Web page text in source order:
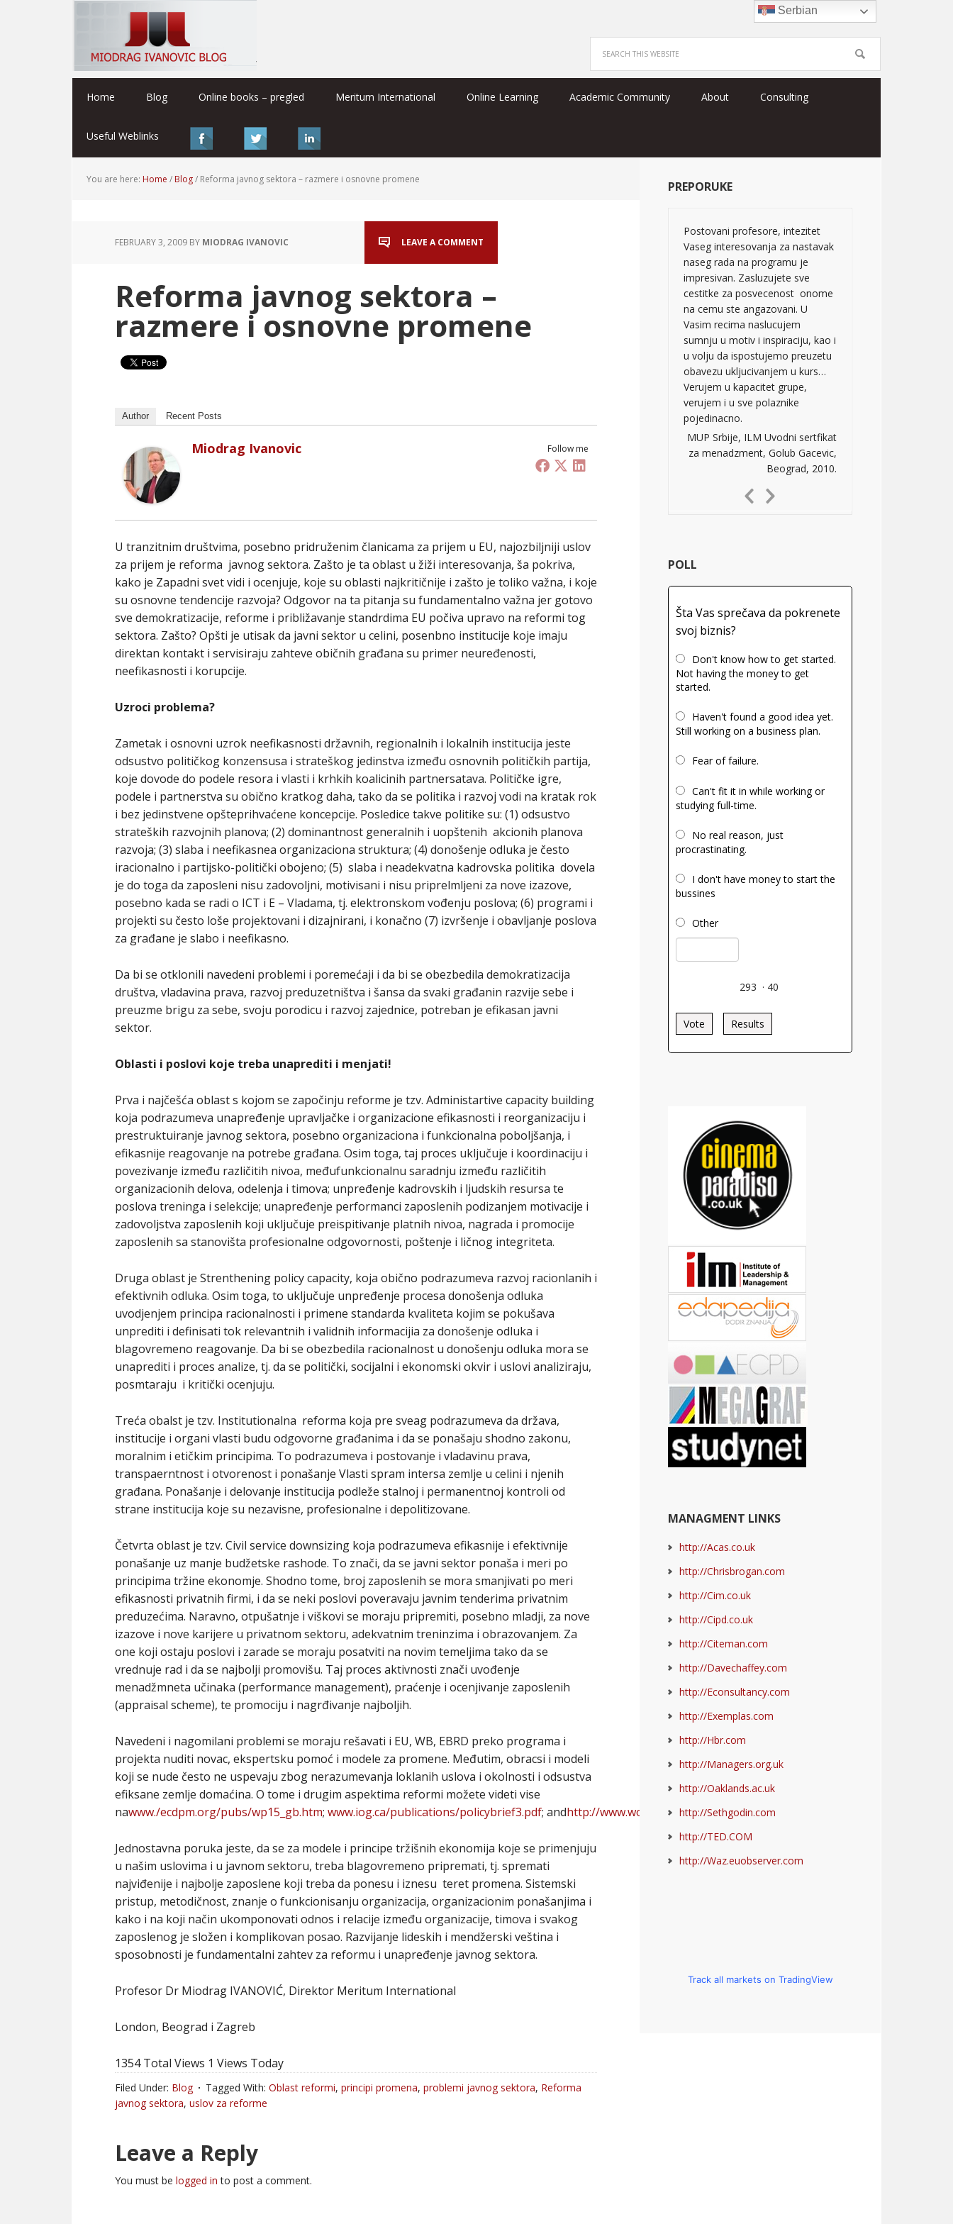
Home Blog Online books – pregled Meritum International Online Learning Academic Community About Consulting
Useful Weblinks
You are here: Home / Blog/ Reforma javnog sektora – razmere i osnovne promene
FEBRUARY 3, 2009 BY MIODRAG IVANOVIC LEAVE A COMMENT
Reforma javnog sektora –
razmere i osnovne promene
Author Recent Posts
Follow me
Miodrag Ivanovic
U tranzitnim društvima, posebno pridruženim članicama za prijem u EU, najozbiljniji uslov
za prijem je reforma javnog sektora. Zašto je ta oblast u žiži interesovanja, ša pokriva,
kako je Zapadni svet vidi i ocenjuje, koje su oblasti najkritičnije i zašto je toliko važna, i koje
su osnovne tendencije razvoja? Odgovor na ta pitanja su fundamentalno važna jer gotovo
sve demokratizacije, reforme i približavanje standrdima EU počiva upravo na reformi tog
sektora. Zašto? Opšti je utisak da javni sektor u celini, posenbno institucije koje imaju
direktan kontakt i servisiraju zahteve običnih građana su primer neuređenosti,
neefikasnosti i korupcije.
Uzroci problema?
Zametak i osnovni uzrok neefikasnosti državnih, regionalnih i lokalnih institucija jeste
odsustvo političkog konzensusa i strateškog jedinstva između osnovnih političkih partija,
koje dovode do podele resora i vlasti i krhkih koalicinih partnersatava. Političke igre,
podele i partnerstva su obično kratkog daha, tako da se politika i razvoj vodi na kratak rok
i bez jedinstvene opšteprihvaćene koncepcije. Posledice takve politike su: (1) odsustvo
strateških razvojnih planova; (2) dominantnost generalnih i uopštenih akcionih planova
razvoja; (3) slaba i neefikasnea organizaciona struktura; (4) donošenje odluka je često
iracionalno i partijsko-politički obojeno; (5) slaba i neadekvatna kadrovska politika dovela
je do toga da zaposleni nisu zadovoljni, motivisani i nisu priprelmljeni za nove izazove,
posebno kada se radi o ICT i E – Vladama, tj. elektronskom vođenju poslova; (6) programi i
projekti su često loše projektovani i dizajnirani, i konačno (7) izvršenje i obavljanje poslova
za građane je slabo i neefikasno.
Da bi se otklonili navedeni problemi i poremećaji i da bi se obezbedila demokratizacija
društva, vladavina prava, razvoj preduzetništva i šansa da svaki građanin razvije sebe i
preuzme brigu za sebe, svoju porodicu i razvoj zajednice, potreban je efikasan javni
sektor.
Oblasti i poslovi koje treba unaprediti i menjati!
Prva i najčešća oblast s kojom se započinju reforme je tzv. Administartive capacity building
koja podrazumeva unapređenje upravljačke i organizacione efikasnosti i reorganizaciju i
prestruktuiranje javnog sektora, posebno organizaciona i funkcionalna poboljšanja, i
efikasnije reagovanje na potrebe građana. Osim toga, taj proces uključuje i koordinaciju i
povezivanje između različitih nivoa, međufunkcionalnu saradnju između različitih
organizacionih delova, odelenja i timova; unpređenje kadrovskih i ljudskih resursa te
poslova treninga i selekcije; unapređenje performanci zaposlenih podizanjem motivacije i
zadovoljstva zaposlenih koji uključuje preispitivanje platnih nivoa, nagrada i promocije
zaposlenih sa stanovišta profesionalne odgovornosti, poštenje i ličnog integriteta.
Druga oblast je Strenthening policy capacity, koja obično podrazumeva razvoj racionlanih i
efektivnih odluka. Osim toga, to uključuje unpređenje procesa donošenja odluka
uvodjenjem principa racionalnosti i primene standarda kvaliteta kojim se pokušava
unprediti i definisati tok relevantnih i validnih informacijia za donošenje odluka i
blagovremeno reagovanje. Da bi se obezbedila racionalnost u donošenju odluka mora se
unaprediti i proces analize, tj. da se politički, socijalni i ekonomski okvir i uslovi analiziraju,
posmtaraju i kritički ocenjuju.
Treća obalst je tzv. Institutionalna reforma koja pre sveag podrazumeva da država,
institucije i organi vlasti budu odgovorne građanima i da se ponašaju shodno zakonu,
moralnim i etičkim principima. To podrazumeva i postovanje i vladavinu prava,
transpaerntnost i otvorenost i ponašanje Vlasti spram intersa zemlje u celini i njenih
građana. Ponašanje i delovanje institucija podleže stalnoj i permanentnoj kontroli od
strane institucija koje su nezavisne, profesionalne i depolitizovane.
Četvrta oblast je tzv. Civil service downsizing koja podrazumeva efikasnije i efektivnije
ponašanje uz manje budžetske rashode. To znači, da se javni sektor ponaša i meri po
principima tržine ekonomje. Shodno tome, broj zaposlenih se mora smanjivati po meri
efikasnosti privatnih firmi, i da se neki poslovi poveravaju javnim tenderima privatnim
preduzećima. Naravno, otpušatnje i viškovi se moraju pripremiti, posebno mladji, za nove
izazove i nove karijere u privatnom sektoru, adekvatnim treninzima i obrazovanjem. Za
one koji ostaju poslovi i zarade se moraju posatviti na novim temeljima tako da se
vrednuje rad i da se najbolji promovišu. Taj proces aktivnosti znači uvođenje
menadžmneta učinaka (performance management), praćenje i ocenjivanje zaposlenih
(appraisal scheme), te promociju i nagrđivanje najboljih.
Navedeni i nagomilani problemi se moraju rešavati i EU, WB, EBRD preko programa i
projekta nuditi novac, ekspertsku pomoć i modele za promene. Međutim, obracsi i modeli
koji se nude često ne uspevaju zbog nerazumevanja loklanih uslova i okolnosti i odsustva
efiksane zemlje domaćina. O tome i drugim aspektima reformi možete videti vise
nawww./ecdpm.org/pubs/wp15_gb.htm; www.iog.ca/publications/policybrief3.pdf; andhttp://www.worldbank.org/wbi/governance/pubs/govmatters.htm
Jednostavna poruka jeste, da se za modele i principe tržišnih ekonomija koje se primenjuju
u našim uslovima i u javnom sektoru, treba blagovremeno pripremati, tj. spremati
najviđenije i najbolje zaposlene koji treba da ponesu i iznesu teret promena. Sistemski
pristup, metodičnost, znanje o funkcionisanju organizacija, organizacionim ponašanjima i
kako i na koji način ukomponovati odnos i relacije između organizacije, timova i svakog
zaposlenog je složen i komplikovan posao. Razvijanje lideskih i mendžerski veština i
sposobnosti je fundamentalni zahtev za reformu i unapređenje javnog sektora.
Profesor Dr Miodrag IVANOVIĆ, Direktor Meritum International
London, Beograd i Zagreb
1354 Total Views 1 Views Today
Filed Under: Blog Tagged With: Oblast reformi, principi promena, problemi javnog sektora, Reforma
javnog sektora, uslov za reforme
Leave a Reply
You must be logged in to post a comment.
PREPORUKE
Postovani profesore, intezitet
Vaseg interesovanja za nastavak
naseg rada na programu je
impresivan. Zasluzujete sve
cestitke za posvecenost onome
na cemu ste angazovani. U
Vasim recima naslucujem
sumnju u motiv i inspiraciju, kao i
u volju da ispostujemo preuzetu
obavezu ukljucivanjem u kurs…
Verujem u kapacitet grupe,
verujem i u sve polaznike
pojedinacno.
MUP Srbije, ILM Uvodni sertfikat
za menadzment, Golub Gacevic,
Beograd, 2010.
Previous
Next
POLL
Šta Vas sprečava da pokrenete
svoj biznis?
Don't know how to get started.
Not having the money to get
started.
Haven't found a good idea yet.
Still working on a business plan.
Fear of failure.
Can't fit it in while working or
studying full-time.
No real reason, just
procrastinating.
I don't have money to start the
bussines
Other
293 · 40
Vote Results
MANAGMENT LINKS
http://Acas.co.uk
http://Chrisbrogan.com
http://Cim.co.uk
http://Cipd.co.uk
http://Citeman.com
http://Davechaffey.com
http://Econsultancy.com
http://Exemplas.com
http://Hbr.com
http://Managers.org.uk
http://Oaklands.ac.uk
http://Sethgodin.com
http://TED.COM
http://Waz.euobserver.com
Track all markets on TradingView
Serbian